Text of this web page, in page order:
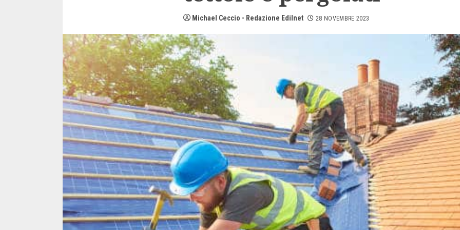
Michael Ceccio - Redazione Edilnet 28 NOVEMBRE 2023